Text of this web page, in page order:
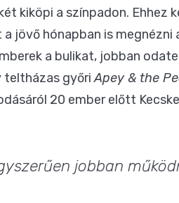
kiköpi a színpadon. Ehhez
jövő hónapban is
a bulikat, jobban
teltházas győriApey & the
20 ember előtt
jobban